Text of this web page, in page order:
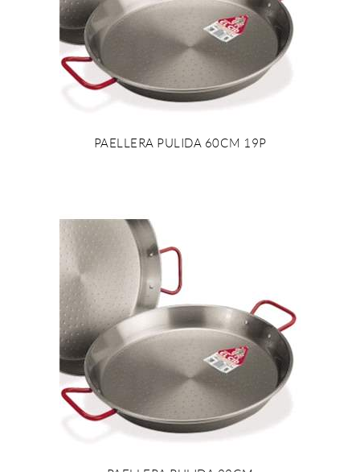
PAELLERA PULIDA 60CM 19P